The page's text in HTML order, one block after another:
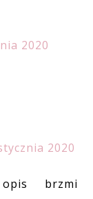
2020
2020
brzmi